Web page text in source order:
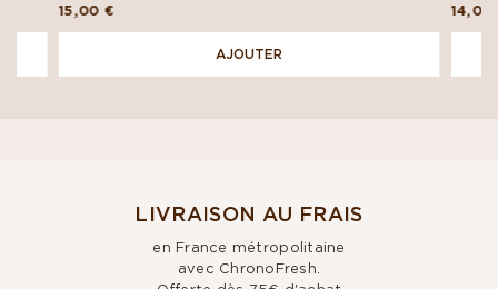
15,00 €
AJOUTER
14,00
LIVRAISON AU FRAIS
en France métropolitaine
avec ChronoFresh.